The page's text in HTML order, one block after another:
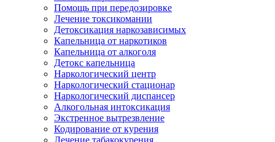
Помощь при передозировке
Лечение токсикомании
Детоксикация наркозависимых
Капельница от наркотиков
Капельница от алкоголя
Детокс капельница
Наркологический центр
Наркологический стационар
Наркологический диспансер
Алкогольная интоксикация
Экстренное вытрезвление
Кодирование от курения
Лечение табакокурения